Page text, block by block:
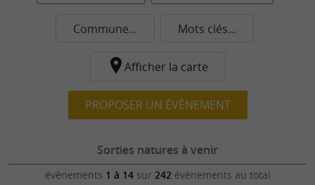
Commune... Mots clés...
Afficher la carte
PROPOSER UN ÉVÈNEMENT
Sorties natures à venir
évènements 1 à 14sur 242évènements au total